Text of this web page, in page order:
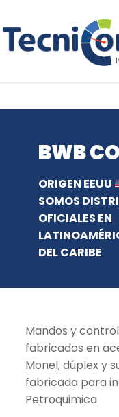
al
contenido
PRODUCTOS
BWB
ORIGEN EEUU
SOMOS
OFICIALES EN
DEL CARIBE
Mandos y
fabricados en
Monel, dúplex y
fabricada para
Petroquimica.